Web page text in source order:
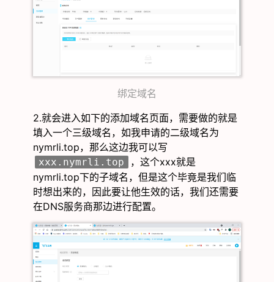
绑定域名
2.就会进入如下的添加域名页面，需要做的就是
填入一个三级域名，如我申请的二级域名为
nymrli.top，那么这边我可以写
xxx.nymrli.top
，这个xxx就是
nymrli.top下的子域名，但是这个毕竟是我们临
时想出来的，因此要让他生效的话，我们还需要
在DNS服务商那边进行配置。